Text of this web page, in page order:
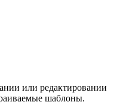
или редактировании
шаблоны.